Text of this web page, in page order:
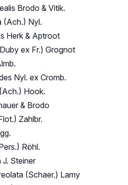
Brodo & Vitik.
(Ach.) Nyl.
Herk & Aptroot
ex Fr.) Grognot
Nyl. ex Cromb.
Hook.
& Brodo
Zahlbr.
Röhl.
J. Steiner
(Schaer.) Lamy